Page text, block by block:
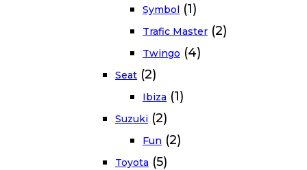
Symbol (1)
Trafic Master (2)
Twingo (4)
Seat (2)
Ibiza (1)
Suzuki (2)
Fun (2)
Toyota (5)